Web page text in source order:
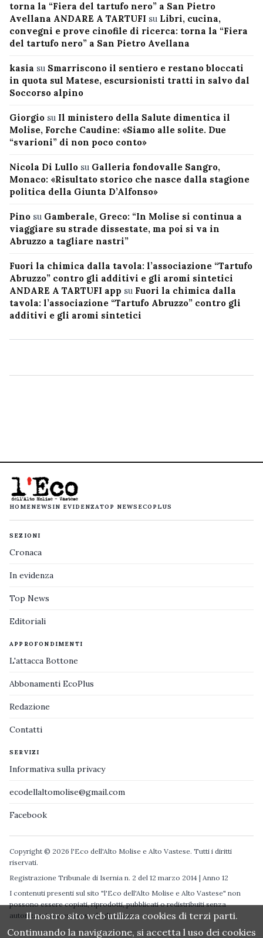
torna la “Fiera del tartufo nero” a San Pietro
Avellana ANDARE A TARTUFI su Libri, cucina,
convegni e prove cinofile di ricerca: torna la “Fiera
del tartufo nero” a San Pietro Avellana
kasia su Smarriscono il sentiero e restano bloccati
in quota sul Matese, escursionisti tratti in salvo dal
Soccorso alpino
Giorgio su Il ministero della Salute dimentica il
Molise, Forche Caudine: «Siamo alle solite. Due
“svarioni” di non poco conto»
Nicola Di Lullo su Galleria fondovalle Sangro,
Monaco: «Risultato storico che nasce dalla stagione
politica della Giunta D’Alfonso»
Pino su Gamberale, Greco: “In Molise si continua a
viaggiare su strade dissestate, ma poi si va in
Abruzzo a tagliare nastri”
Fuori la chimica dalla tavola: l’associazione “Tartufo
Abruzzo” contro gli additivi e gli aromi sintetici
ANDARE A TARTUFI app su Fuori la chimica dalla
tavola: l’associazione “Tartufo Abruzzo” contro gli
additivi e gli aromi sintetici
HOMENEWS IN EVIDENZATOP NEWS ECOPLUS
SEZIONI
Cronaca
In evidenza
Top News
Editoriali
APPROFONDIMENTI
L'attacca Bottone
Abbonamenti EcoPlus
Redazione
Contatti
SERVIZI
Informativa sulla privacy
ecodellaltomolise@gmail.com
Facebook
Copyright © 2026 l'Eco dell'Alto Molise e Alto Vastese. Tutti i diritti
riservati.
Registrazione Tribunale di Isernia n. 2 del 12 marzo 2014 | Anno 12
I contenuti presenti sul sito "l'Eco dell'Alto Molise e Alto Vastese" non
possono essere copiati, riprodotti, pubblicati o redistribuiti senza
autorizzazione espressa degli autori.
Il nostro sito web utilizza cookies di terzi parti.
Continuando la navigazione, si accetta l uso dei cookies